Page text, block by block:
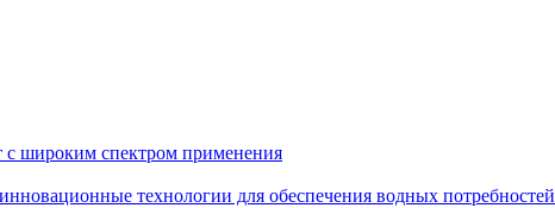
широким спектром применения
технологии для обеспечения водных потребностей